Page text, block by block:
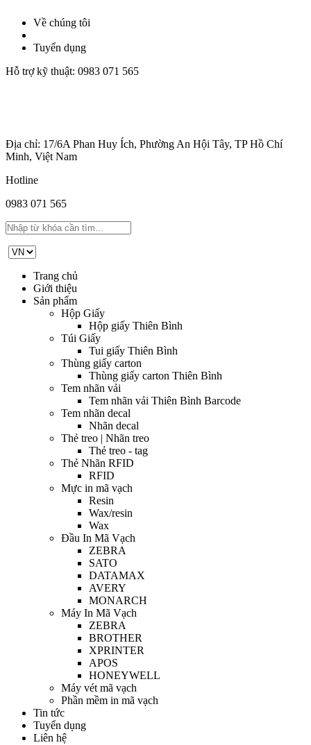
Về chúng tôi
Tuyển dụng
Hỗ trợ kỹ thuật: 0983 071 565
Địa chỉ: 17/6A Phan Huy Ích, Phường An Hội Tây, TP Hồ Chí
Minh, Việt Nam
Hotline
0983 071 565
Trang chủ
Giới thiệu
Sản phẩm
Hộp Giấy
Hộp giấy Thiên Bình
Túi Giấy
Tui giấy Thiên Bình
Thùng giấy carton
Thùng giấy carton Thiên Bình
Tem nhãn vải
Tem nhãn vải Thiên Bình Barcode
Tem nhãn decal
Nhãn decal
Thẻ treo | Nhãn treo
Thẻ treo - tag
Thẻ Nhãn RFID
RFID
Mực in mã vạch
Resin
Wax/resin
Wax
Đầu In Mã Vạch
ZEBRA
SATO
DATAMAX
AVERY
MONARCH
Máy In Mã Vạch
ZEBRA
BROTHER
XPRINTER
APOS
HONEYWELL
Máy vét mã vạch
Phần mềm in mã vạch
Tin tức
Tuyển dụng
Liên hệ